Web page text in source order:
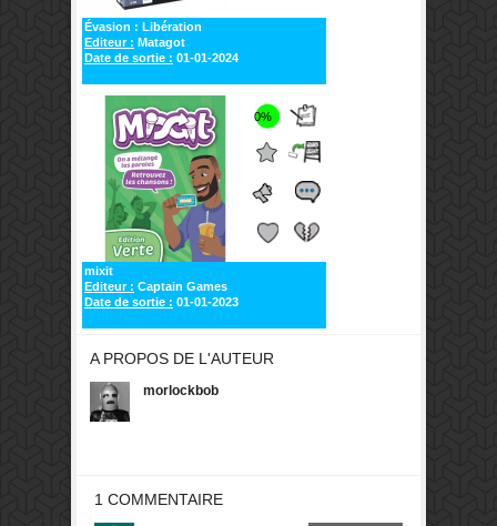
Évasion : Libération
Editeur : Matagot
Date de sortie : 01-01-2024
0%
mixit
Editeur : Captain Games
Date de sortie : 01-01-2023
A PROPOS DE L'AUTEUR
morlockbob
1 COMMENTAIRE